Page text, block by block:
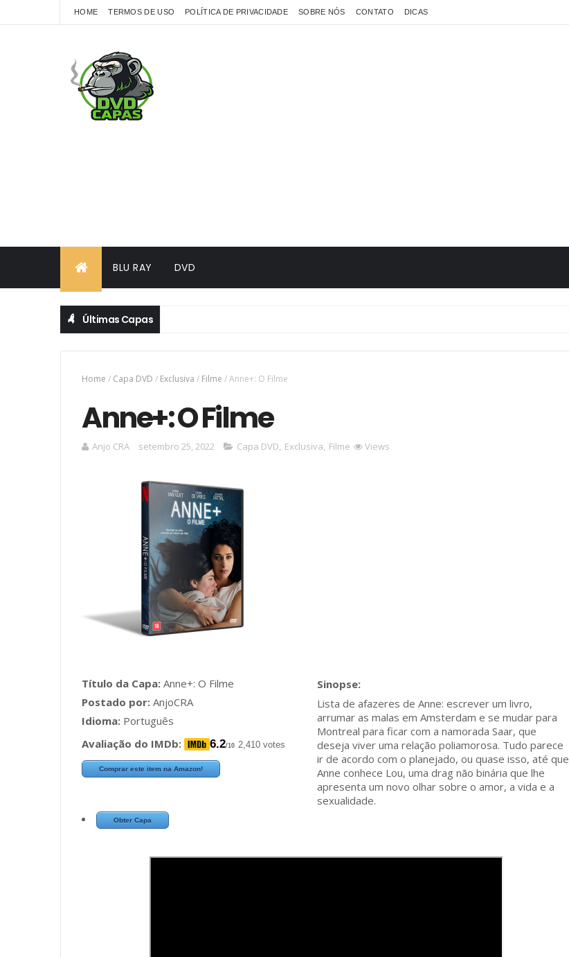
HOME TERMOS DE USO POLÍTICA DE PRIVACIDADE SOBRE NÓS CONTATO DICAS
BLU RAY DVD
Últimas Capas
Home / Capa DVD / Exclusiva / Filme /Anne+: O Filme
Anne+: O Filme
Anjo CRA setembro 25, 2022 Capa DVD, Exclusiva, Filme Views
Título da Capa: Anne+: O Filme
Postado por: AnjoCRA
Idioma: Português
Avaliação do IMDb:
6.2/10 2,410 votes
Comprar este item na Amazon!
Lista de afazeres de Anne: escrever um livro,
arrumar as malas em Amsterdam e se mudar para
Montreal para ficar com a namorada Saar, que
deseja viver uma relação poliamorosa. Tudo parece
ir de acordo com o planejado, ou quase isso, até que
Anne conhece Lou, uma drag não binária que lhe
apresenta um novo olhar sobre o amor, a vida e a
sexualidade.
Obter Capa